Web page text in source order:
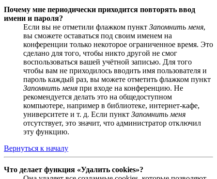
Почему мне периодически приходится повторять ввод
имени и пароля?
Если вы не отметили флажком пункт Запомнить меня,
вы сможете оставаться под своим именем на
конференции только некоторое ограниченное время. Это
сделано для того, чтобы никто другой не смог
воспользоваться вашей учётной записью. Для того
чтобы вам не приходилось вводить имя пользователя и
пароль каждый раз, вы можете отметить флажком пункт
Запомнить меня при входе на конференцию. Не
рекомендуется делать это на общедоступном
компьютере, например в библиотеке, интернет-кафе,
университете и т. д. Если пункт Запомнить меня
отсутствует, это значит, что администратор отключил
эту функцию.
Вернуться к началу
Что делает функция «Удалить cookies»?